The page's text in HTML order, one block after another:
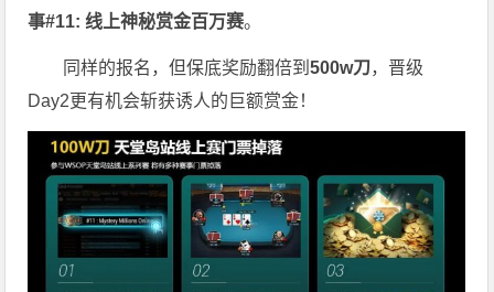
事#11: 线上神秘赏金百万赛。
同样的报名，但保底奖励翻倍到500w刀，晋级
Day2更有机会斩获诱人的巨额赏金！